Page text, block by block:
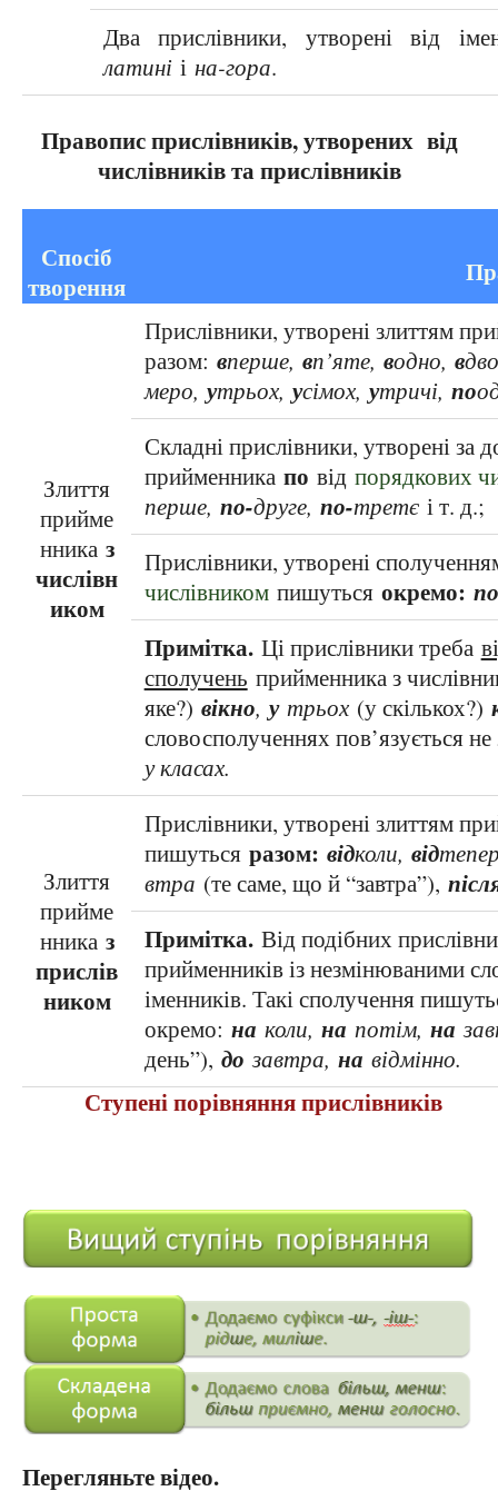
Два прислівники, утворені від
латині і на-гора.
Правопис прислівників, утворених від
числівників та прислівників
Спосіб
творення
Злиття
прийме
нника з
числівн
иком
Прислівники, утворені злиттям
разом: вперше, вп’яте, водно, в
меро, утрьох, усімох, утричі, по
Складні прислівники, утворені за
прийменника по від порядкових
перше, по-друге, по-третєі т. д.;
Прислівники, утворені
числівникомпишуться окремо: по
Примітка.Ці прислівники треба
сполучень прийменника з
яке?) вікно, утрьох(у скількох?)
словосполученнях пов’язується
у класах.
Злиття
прийме
нника з
прислів
ником
Прислівники, утворені злиттям
пишуться разом: відколи, від
втра (те саме, що й “завтра”),
Примітка.Від подібних
прийменників із незмінюваними
іменників. Такі сполучення
окремо: на коли, на потім, на
день”), до завтра, на відмінно.
Ступені порівняння прислівників
Перегляньте відео.